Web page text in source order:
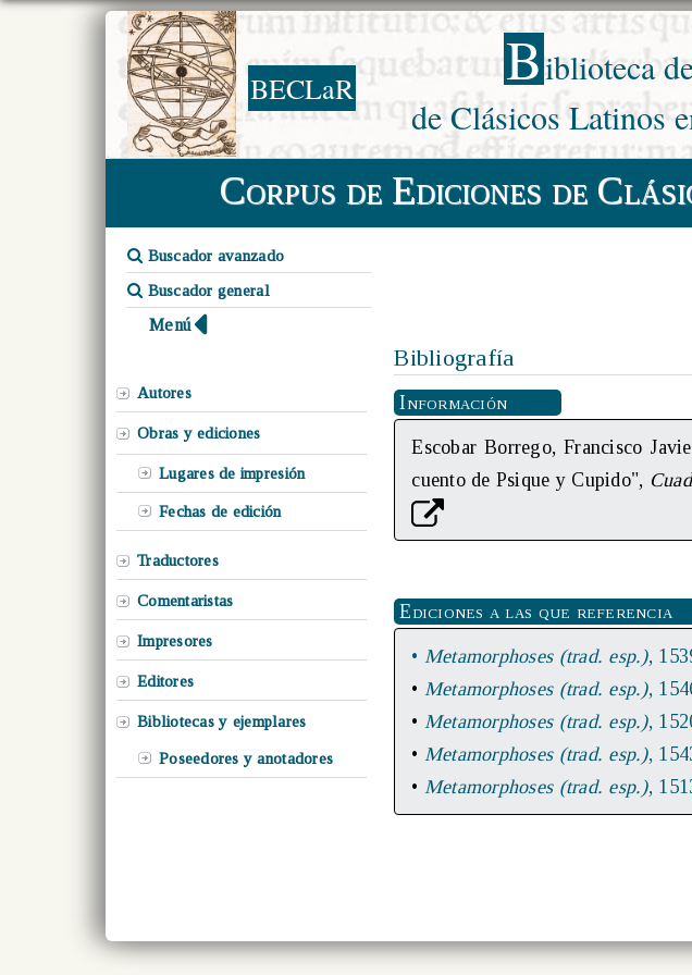
BECLaR Biblioteca
de Clásicos Latinos
Corpus de Ediciones de
Buscador avanzado
Buscador general
Menú
Autores
Obras y ediciones
Lugares de impresión
Fechas de edición
Traductores
Comentaristas
Impresores
Editores
Bibliotecas y ejemplares
Poseedores y anotadores
Bibliografía
Información
Escobar Borrego, Francisco
cuento de Psique y Cupido",
Ediciones a las que referencia
• Metamorphoses (trad. esp.),
• Metamorphoses (trad. esp.),
• Metamorphoses (trad. esp.),
• Metamorphoses (trad. esp.),
• Metamorphoses (trad. esp.),